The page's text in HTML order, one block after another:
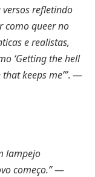
versos refletindo
como queer no
e realistas,
‘Getting the hell
keeps me’”. —
lampejo
começo.”—